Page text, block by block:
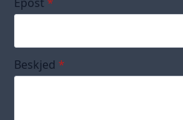
Beskjed *